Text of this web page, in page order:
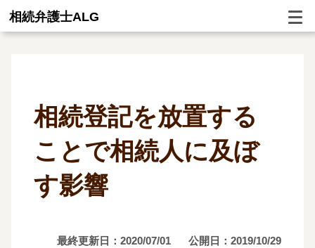
相続弁護士ALG
相続登記を放置する
ことで相続人に及ぼ
す影響
最終更新日：2020/07/01 公開日：2019/10/29